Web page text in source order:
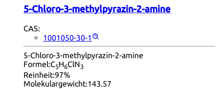
5-Chloro-3-methylpyrazin-2-amine
CAS:
1001050-30-1
5-Chloro-3-methylpyrazin-2-amine
Formel:C5H6ClN3
Reinheit:97%
Molekulargewicht:143.57